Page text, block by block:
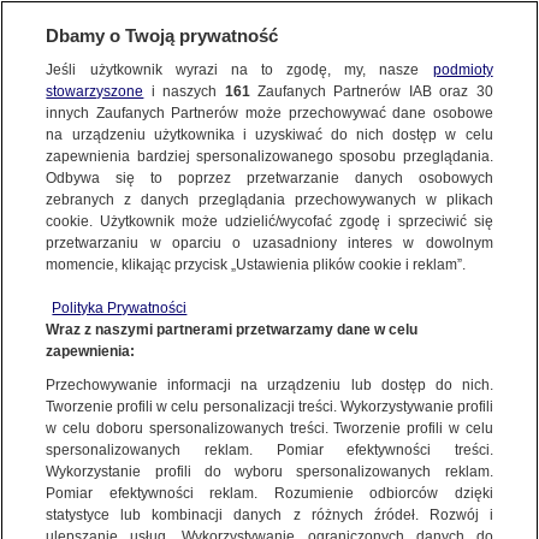
FAKTY | ZOBACZ FAKTY
Do Polski nadciągają potężne ulewy. MON postawiło żołnierzy w stan
gotowości
NAJNOWSZE
ZOBACZ FAKTY
FAKTY PO FAKTACH
FAKTY O ŚWIECIE
WIĘCEJ
KANAŁY
Dzień dobry!
Jedno konto do wszystkich usług
Dbamy o Twoją prywatność
Jeśli użytkownik wyrazi na to zgodę, my, nasze podmioty
stowarzyszone i naszych 161Zaufanych Partnerów IAB oraz 30
innych Zaufanych Partnerów może przechowywać dane osobowe
na urządzeniu użytkownika i uzyskiwać do nich dostęp w celu
zapewnienia bardziej spersonalizowanego sposobu przeglądania.
Odbywa się to poprzez przetwarzanie danych osobowych
zebranych z danych przeglądania przechowywanych w plikach
cookie. Użytkownik może udzielić/wycofać zgodę i sprzeciwić się
przetwarzaniu w oparciu o uzasadniony interes w dowolnym
momencie, klikając przycisk „Ustawienia plików cookie i reklam”.
Polityka Prywatności
Wraz z naszymi partnerami przetwarzamy dane w celu
zapewnienia:
Przechowywanie informacji na urządzeniu lub dostęp do nich.
Tworzenie profili w celu personalizacji treści. Wykorzystywanie profili
w celu doboru spersonalizowanych treści. Tworzenie profili w celu
spersonalizowanych reklam. Pomiar efektywności treści.
Wykorzystanie profili do wyboru spersonalizowanych reklam.
Pomiar efektywności reklam. Rozumienie odbiorców dzięki
statystyce lub kombinacji danych z różnych źródeł. Rozwój i